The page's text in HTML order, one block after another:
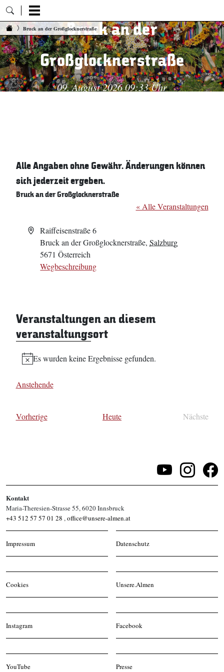
Zum Inhalt springen
Bruck an der GroßglocknerstraßeBruck an der
Großglocknerstraße
09. August 2026 09:33 Uhr
Alle Angaben ohne Gewähr. Änderungen können
sich jederzeit ergeben.
Bruck an der Großglocknerstraße
« Alle Veranstaltungen
AdresseRaiffeisenstraße 6
Bruck an der Großglocknerstraße, Salzburg
5671 Österreich
Wegbeschreibung
Veranstaltungen an diesem
veranstaltungsort
Hinweis
Es wurden keine Ergebnisse gefunden.
Anstehende
VorherigeVeranstaltungen Heute
Nächste
Kontakt
Maria-Theresien-Strasse 55, 6020 Innsbruck
+43 512 57 57 01 28 ,office@unsere-almen.at
Impressum Datenschutz
Cookies Unsere.Almen
Instagram Facebook
YouTube Presse